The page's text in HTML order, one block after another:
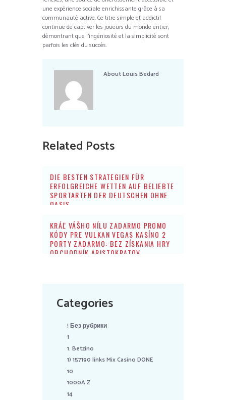
une expérience sociale enrichissante grâce à sa
communauté active. Ce titre simple et addictif
continue de captiver les joueurs du monde entier,
démontrant que l’ingéniosité et la simplicité sont
parfois les clés du succès.
AboutLouis Bedard
Related Posts
DIE BESTEN STRATEGIEN FÜR
ERFOLGREICHE WETTEN AUF BELIEBTE
SPORTARTEN DER DEUTSCHEN OHNE
OASIS
KRÁĽ VÁŠHO NÍLU ZADARMO PROMO
KÓDY PRE VULKAN VEGAS KASÍNO 2
PORTY ZADARMO: BEZ ZÍSKANIA HRY
OBCHODNÍK ARISTOKRATOV
Categories
! Без рубрики
1
1. Betzino
1) 157190 links Mix Casino DONE
10
1000A Z
14